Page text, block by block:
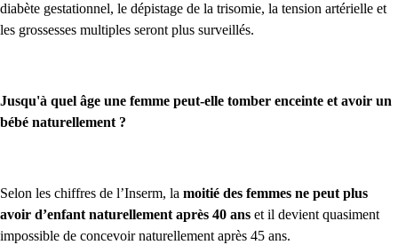
diabète gestationnel, le dépistage de la trisomie, la tension artérielle et
les grossesses multiples seront plus surveillés.
Jusqu'à quel âge une femme peut-elle tomber enceinte et avoir un
bébé naturellement ?
Selon les chiffres de l’Inserm, la moitié des femmes ne peut plus
avoir d’enfant naturellement après 40 ans et il devient quasiment
impossible de concevoir naturellement après 45 ans.